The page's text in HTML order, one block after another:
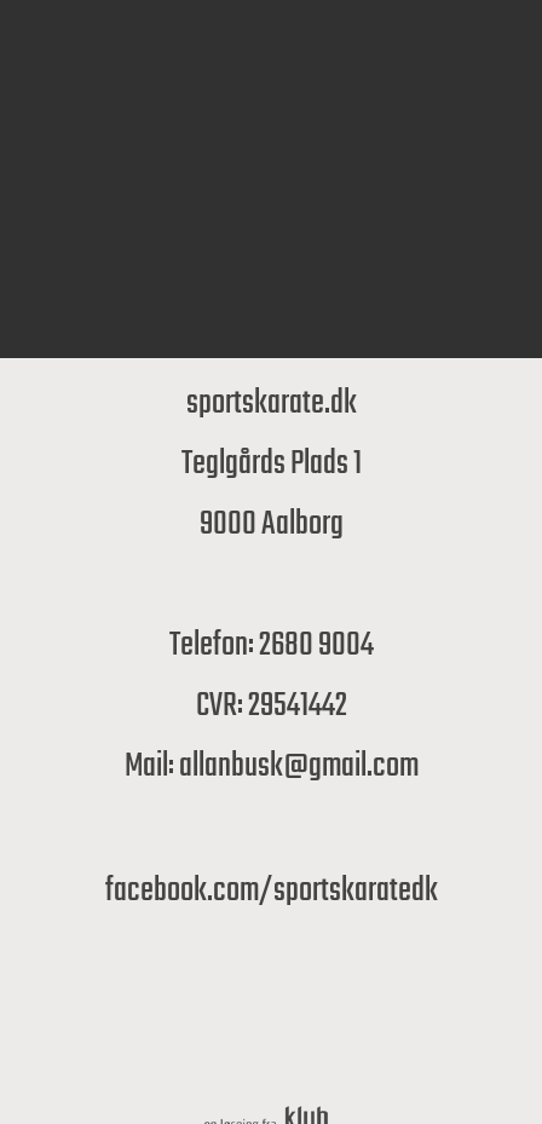
sportskarate.dk
Teglgårds Plads 1
9000 Aalborg
Telefon: 2680 9004
CVR: 29541442
Mail: allanbusk@gmail.com
facebook.com/sportskaratedk